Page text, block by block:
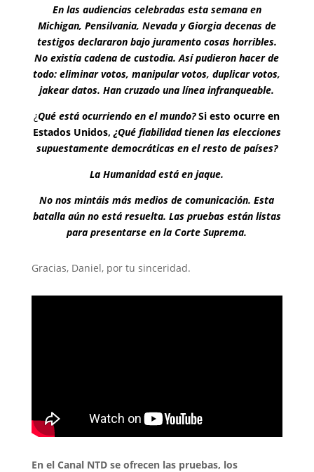
En las audiencias celebradas esta semana en
Michigan, Pensilvania, Nevada y Giorgia decenas de
testigos declararon bajo juramento cosas horribles.
No existía cadena de custodia. Así pudieron hacer de
todo: eliminar votos, manipular votos, duplicar votos,
jakear datos.Han cruzado una línea infranqueable.
¿Qué está ocurriendo en el mundo?Si esto ocurre en
Estados Unidos,¿Qué fiabilidad tienen las elecciones
supuestamente democráticas en el resto de países?
La Humanidad está en jaque.
No nos mintáis más medios de comunicación. Esta
batalla aún no está resuelta. Las pruebas están listas
para presentarse en la Corte Suprema.
Gracias, Daniel, por tu sinceridad.
En el Canal NTD se ofrecen las pruebas, los